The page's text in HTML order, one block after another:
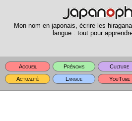
Mon nom en japonais, écrire les
langue : tout pour
Accueil Prénoms Culture
Actualité
Langue YouTube